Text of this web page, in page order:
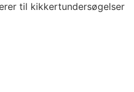
til kikkertundersøgelser